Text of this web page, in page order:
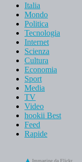
Italia
Mondo
Politica
Tecnologia
Internet
Scienza
Cultura
Economia
Sport
Media
TV
Video
hookii Best
Feed
Rapide
Immagine da Flickr.